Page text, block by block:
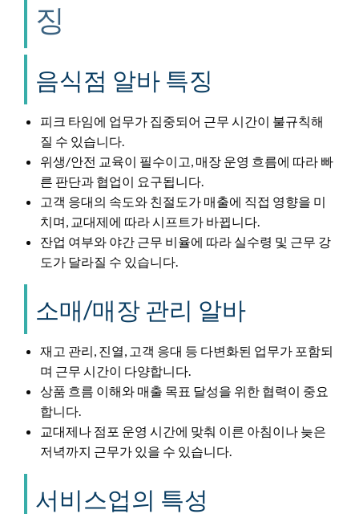
징
음식점 알바 특징
피크 타임에 업무가 집중되어 근무 시간이 불규칙해
질 수 있습니다.
위생/안전 교육이 필수이고, 매장 운영 흐름에 따라 빠
른 판단과 협업이 요구됩니다.
고객 응대의 속도와 친절도가 매출에 직접 영향을 미
치며, 교대제에 따라 시프트가 바뀝니다.
잔업 여부와 야간 근무 비율에 따라 실수령 및 근무 강
도가 달라질 수 있습니다.
소매/매장 관리 알바
재고 관리, 진열, 고객 응대 등 다변화된 업무가 포함되
며 근무 시간이 다양합니다.
상품 흐름 이해와 매출 목표 달성을 위한 협력이 중요
합니다.
교대제나 점포 운영 시간에 맞춰 이른 아침이나 늦은
저녁까지 근무가 있을 수 있습니다.
서비스업의 특성